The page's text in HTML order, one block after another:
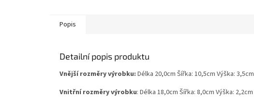
Popis
Detailní popis produktu
Vnější rozměry výrobku: Délka 20,0cm Šířka: 10,5cm Výška: 3,5cm
Vnitřní rozměry výrobku: Délka 18,0cm Šířka: 8,0cm Výška: 2,2cm